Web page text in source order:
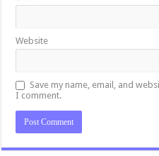
Website
Save my name, email, and
I comment.